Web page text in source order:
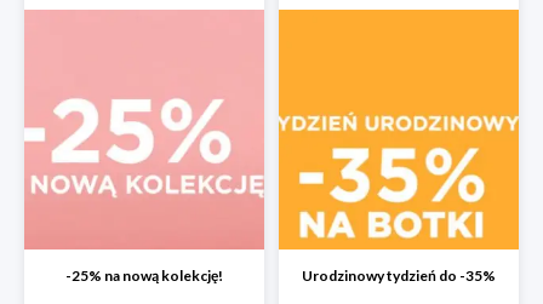
-25% na nową kolekcję! Urodzinowy tydzień do -35%